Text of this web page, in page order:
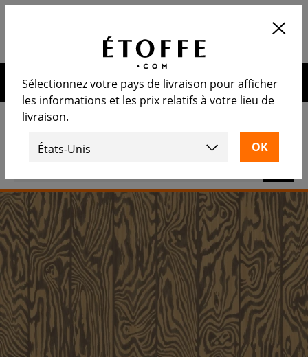
Calculez le nombre de rouleaux
nécessaire
OUVRIR
inscrivant à notre newsletter
Sélectionnez votre pays de livraison pour afficher
les informations et les prix relatifs à votre lieu de
livraison.